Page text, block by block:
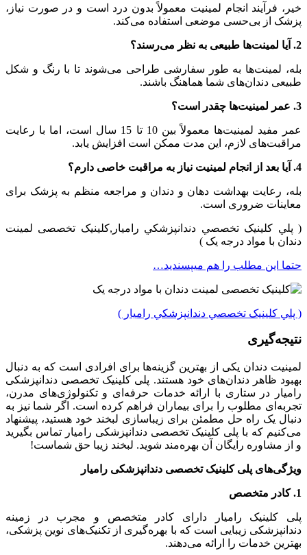
خیر، فرآیند انجام لمینیت معمولاً بدون درد است و در صورت نیاز،
پزشک از بی‌حسی موضعی استفاده می‌کند.
2. آیا لمینت‌ها طبیعی به نظر می‌رسند؟
بله، لمینت‌ها به طور سفارشی طراحی می‌شوند تا با رنگ و شکل
طبیعی دندان‌های شما هماهنگ باشند.
3. عمر لمینیت‌ها چقدر است؟
عمر مفید لمینیت‌ها معمولاً بین 10 تا 15 سال است، اما با رعایت
مراقبت‌های لازم، این مدت ممکن است افزایش یابد.
4. آیا بعد از انجام لمینیت نیاز به مراقبت خاصی دارم؟
بله، رعایت بهداشت دهان و دندان و مراجعه منظم به پزشک برای
معاینات ضروری است.
( پلي کلينیک تخصصي دندانپزشکي راميار,کلینیک تخصصی لمینت
دندان با مواد درجه یک )
حتما این مطلب را هم میپسندید…
( پلي کلينیک تخصصي دندانپزشکي راميار )
نتیجه‌گیری
لمینیت دندان یکی از بهترین گزینه‌ها برای افرادی است که به دنبال
بهبود ظاهر دندان‌های خود هستند. پلی کلینیک تخصصی دندانپزشکی
رامیار در ستاری با ارائه خدمات حرفه‌ای و تکنولوژی‌های مدرن،
تجربه‌ای مطلوب را برای بیماران فراهم کرده است. اگر شما نیز به
دنبال یک راه حل مطمئن برای زیباسازی لبخند خود هستید، پیشنهاد
می‌کنیم که با پلی کلینیک تخصصی دندانپزشکی رامیار تماس بگیرید
و از مشاوره رایگان آن بهره‌مند شوید. لبخند زیبا حق شماست!
ویژگی‌های پلی کلینیک تخصصی دندانپزشکی رامیار
1. کادر متخصص
پلی کلینیک رامیار دارای کادر متخصص و مجرب در زمینه
دندانپزشکی زیبایی است که با بهره‌گیری از تکنیک‌های نوین پزشکی،
بهترین خدمات را ارائه می‌دهند.